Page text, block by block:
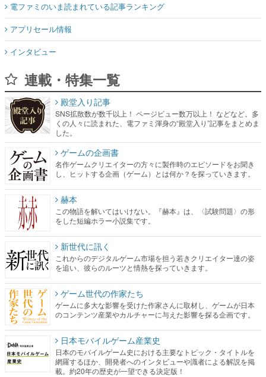
電ファミのいま読まれている記事ランキング
アプリセール情報
インタビュー
連載・特集一覧
殿堂入り記事
SNS拡散数が数千以上！ ページビュー数万以上！ などなど。多
くの人々に読まれた、電ファミ渾身の“殿堂入り”記事をまとめま
した。
ゲームの企画書
名作ゲームクリエイターの方々に製作時のエピソードをお聞き
し、ヒットする企画（ゲーム）とは何か？を探っていきます。
赫本
この物語を解いてはいけない。『赫本』は、〈試験問題〉の形
をした短編ホラー小説集です。
新世代に訊く
これからのデジタルゲーム市場を担う若きクリエイター達の姿
を追い、彼らのルーツと情熱を探っていきます。
ゲーム世代の作家たち
ゲームに多大な影響を受けた作家さんに取材し、ゲームが日本
のコンテンツ産業やカルチャーに与えた影響を探る企画です。
日本モバイルゲーム産業史
日本のモバイルゲーム史における主要なトピック・タイトルを
網羅するほか、開発者へのインタビューや識者による解説を掲
載。約20年の歴史が一望できる決定版！